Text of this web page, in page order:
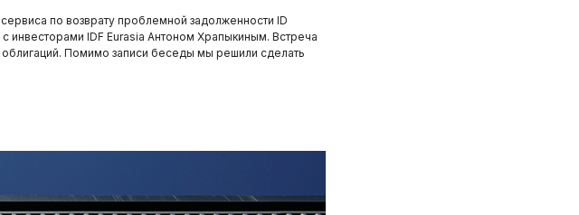
по возврату проблемной задолженности ID
IDF Eurasia Антоном Храпыкиным. Встреча
Помимо записи беседы мы решили сделать